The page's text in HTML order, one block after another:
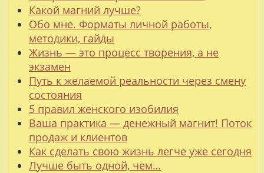
Какой магний лучше?
Обо мне. Форматы личной работы,
методики, гайды
Жизнь — это процесс творения, а не
экзамен
Путь к желаемой реальности через смену
состояния
5 правил женского изобилия
Ваша практика — денежный магнит! Поток
продаж и клиентов
Как сделать свою жизнь легче уже сегодня
Лучше быть одной, чем…